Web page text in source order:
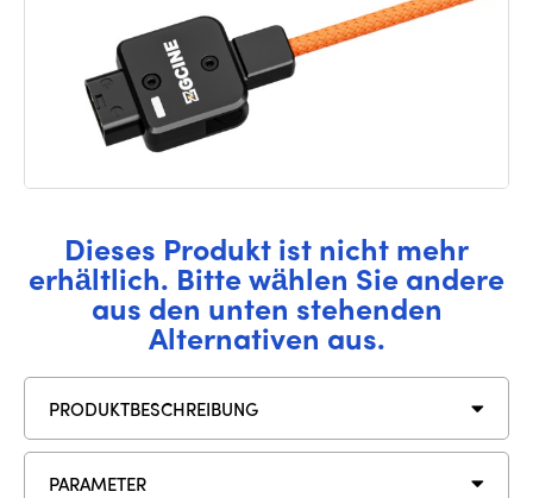
Dieses Produkt ist nicht mehr
erhältlich. Bitte wählen Sie andere
aus den unten stehenden
Alternativen aus.
PRODUKTBESCHREIBUNG
PARAMETER